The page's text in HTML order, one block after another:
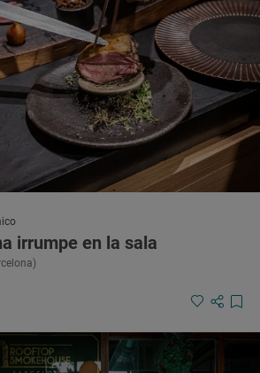
irrumpe en la sala